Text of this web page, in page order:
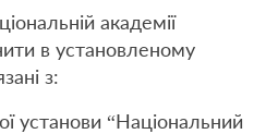
академії
в установленому
з:
установи “Національний